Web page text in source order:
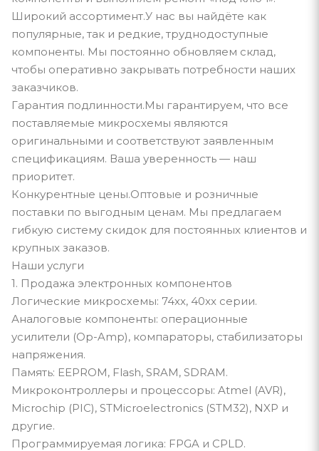
Широкий ассортимент.У нас вы найдёте как
популярные, так и редкие, труднодоступные
компоненты. Мы постоянно обновляем склад,
чтобы оперативно закрывать потребности наших
заказчиков.
Гарантия подлинности.Мы гарантируем, что все
поставляемые микросхемы являются
оригинальными и соответствуют заявленным
спецификациям. Ваша уверенность — наш
приоритет.
Конкурентные цены.Оптовые и розничные
поставки по выгодным ценам. Мы предлагаем
гибкую систему скидок для постоянных клиентов и
крупных заказов.
Наши услуги
1. Продажа электронных компонентов
Логические микросхемы: 74xx, 40xx серии.
Аналоговые компоненты: операционные
усилители (Op-Amp), компараторы, стабилизаторы
напряжения.
Память: EEPROM, Flash, SRAM, SDRAM.
Микроконтроллеры и процессоры: Atmel (AVR),
Microchip (PIC), STMicroelectronics (STM32), NXP и
другие.
Программируемая логика: FPGA и CPLD.